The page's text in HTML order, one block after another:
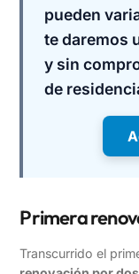
pueden
te daremos
y sin
de
Primera
Transcurrido el